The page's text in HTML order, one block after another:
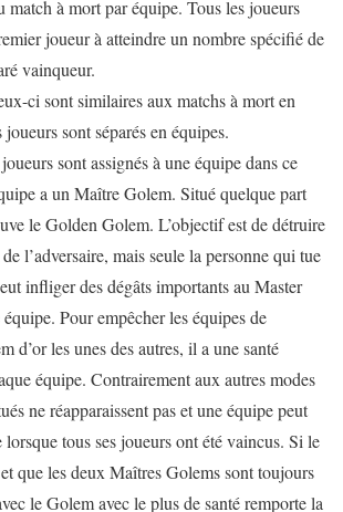
match à mort par équipe. Tous les joueurs
joueur à atteindre un nombre spécifié de
vainqueur.
ci sont similaires aux matchs à mort en
sont séparés en équipes.
sont assignés à une équipe dans ce
a un Maître Golem. Situé quelque part
le Golden Golem. L’objectif est de détruire
l’adversaire, mais seule la personne qui tue
infliger des dégâts importants au Master
Pour empêcher les équipes de
d’or les unes des autres, il a une santé
équipe. Contrairement aux autres modes
ne réapparaissent pas et une équipe peut
lorsque tous ses joueurs ont été vaincus. Si le
que les deux Maîtres Golems sont toujours
le Golem avec le plus de santé remporte la